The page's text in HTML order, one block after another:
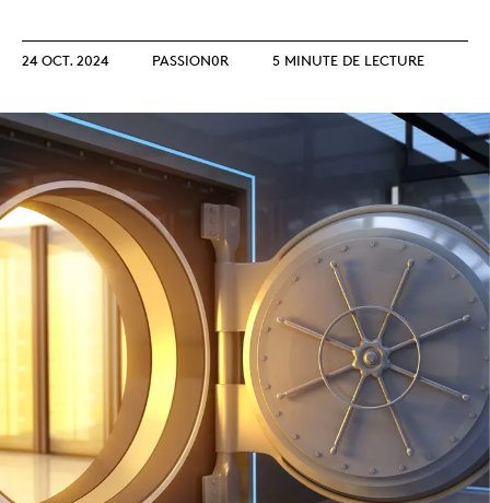
24 OCT. 2024 PASSION0R 5 MINUTE DE LECTURE